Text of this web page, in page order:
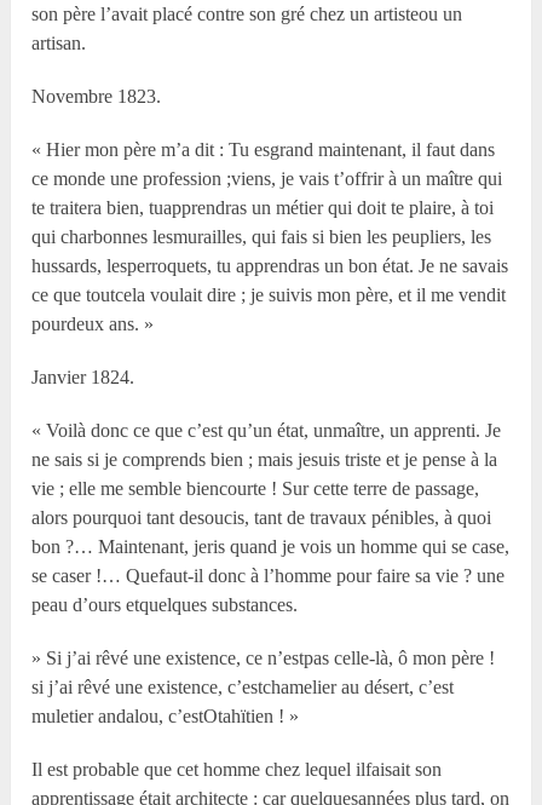
son père l’avait placé contre son gré chez un artisteou un
artisan.
Novembre 1823.
« Hier mon père m’a dit : Tu esgrand maintenant, il faut dans
ce monde une profession ;viens, je vais t’offrir à un maître qui
te traitera bien, tuapprendras un métier qui doit te plaire, à toi
qui charbonnes lesmurailles, qui fais si bien les peupliers, les
hussards, lesperroquets, tu apprendras un bon état. Je ne savais
ce que toutcela voulait dire ; je suivis mon père, et il me vendit
pourdeux ans. »
Janvier 1824.
« Voilà donc ce que c’est qu’un état, unmaître, un apprenti. Je
ne sais si je comprends bien ; mais jesuis triste et je pense à la
vie ; elle me semble biencourte ! Sur cette terre de passage,
alors pourquoi tant desoucis, tant de travaux pénibles, à quoi
bon ?… Maintenant, jeris quand je vois un homme qui se case,
se caser !… Quefaut-il donc à l’homme pour faire sa vie ? une
peau d’ours etquelques substances.
» Si j’ai rêvé une existence, ce n’estpas celle-là, ô mon père !
si j’ai rêvé une existence, c’estchamelier au désert, c’est
muletier andalou, c’estOtahïtien ! »
Il est probable que cet homme chez lequel ilfaisait son
apprentissage était architecte : car quelquesannées plus tard, on